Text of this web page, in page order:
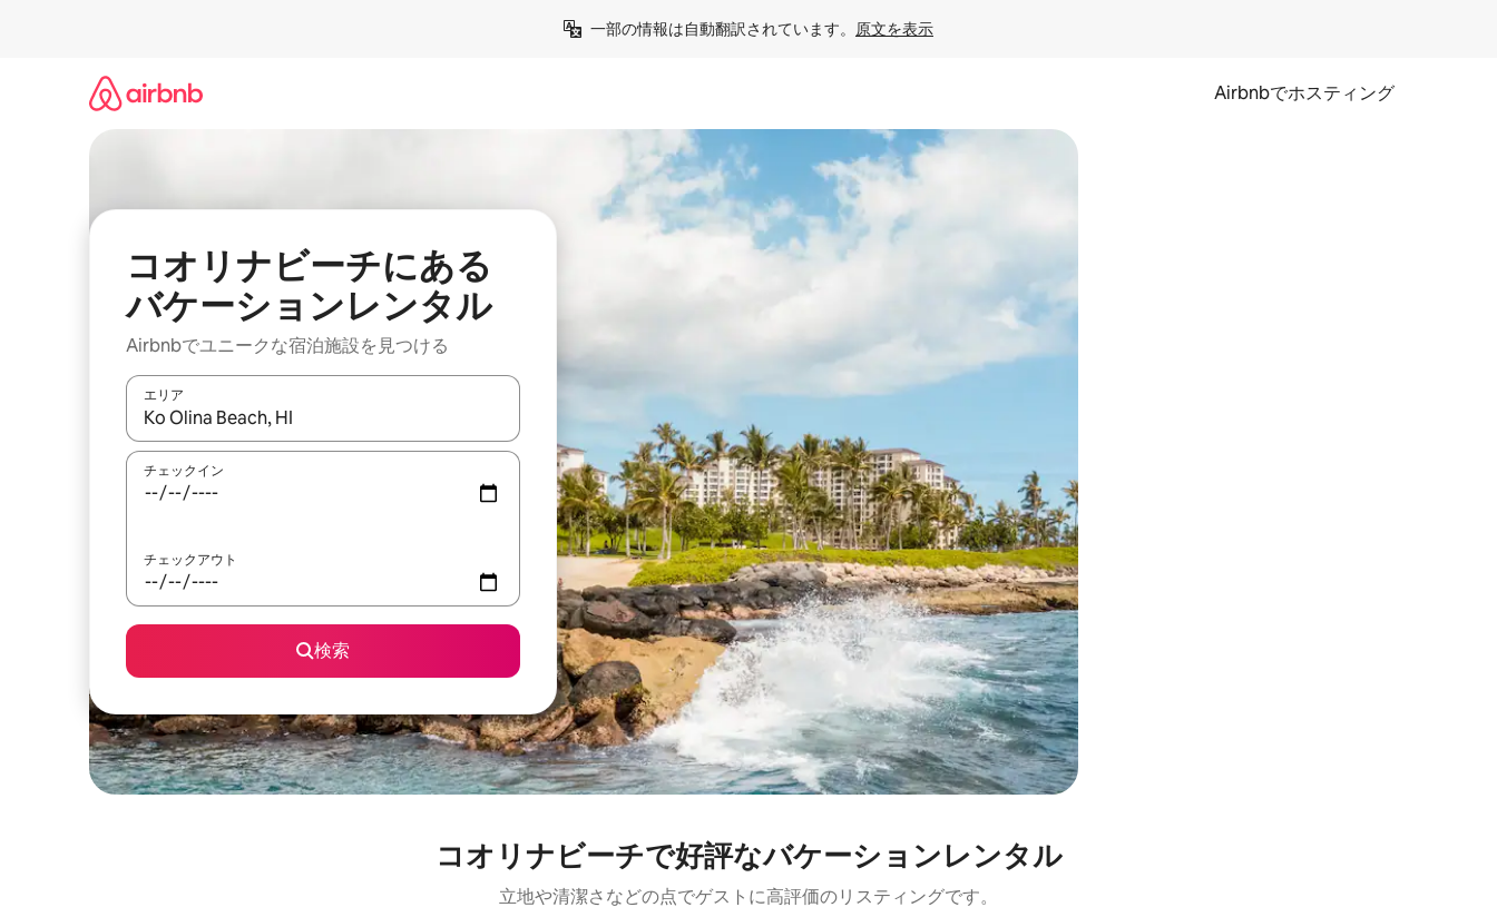
一部の情報は自動翻訳されています。 原文を表示
Airbnbでホスティング
コオリナビーチにある
バケーションレンタル
Airbnbでユニークな宿泊施設を見つける
エリア
検索結果が表示されたら、上下の矢印キーを使って移動するか、画面をタッチまたはスワイプして検索結果を確認することができます。
チェックイン
チェックアウト
検索
コオリナビーチで好評なバケーションレンタル
立地や清潔さなどの点でゲストに高評価のリスティングです。